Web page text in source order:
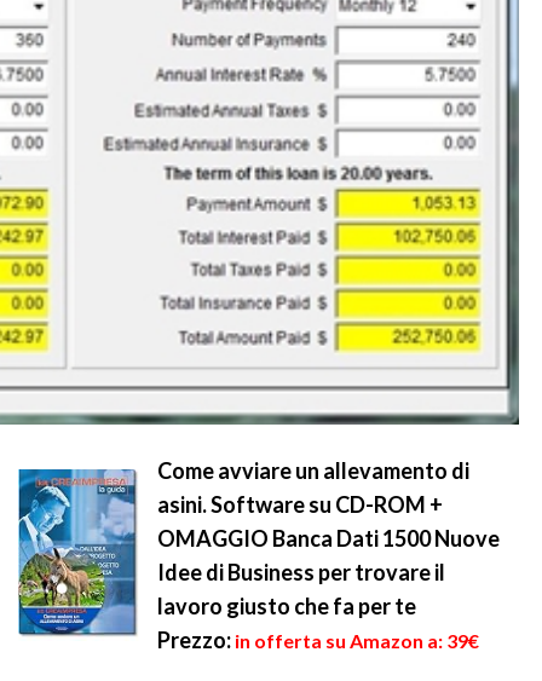
Come avviare un allevamento di
asini. Software su CD-ROM +
OMAGGIO Banca Dati 1500 Nuove
Idee di Business per trovare il
lavoro giusto che fa per te
Prezzo: in offerta su Amazon a: 39€